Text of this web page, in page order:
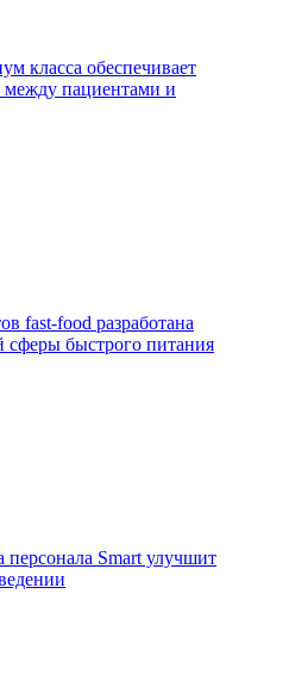
класса обеспечивает
пациентами и
fast-food разработана
сферы быстрого питания
персонала Smart улучшит